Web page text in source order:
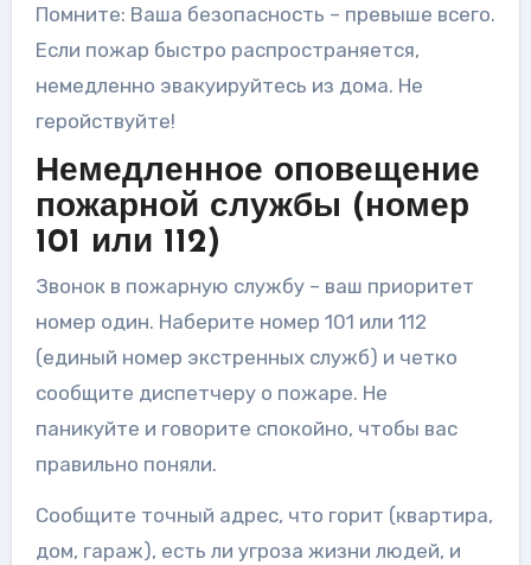
Помните: Ваша безопасность – превыше всего.
Если пожар быстро распространяется,
немедленно эвакуируйтесь из дома. Не
геройствуйте!
Немедленное оповещение
пожарной службы (номер
101 или 112)
Звонок в пожарную службу – ваш приоритет
номер один. Наберите номер 101 или 112
(единый номер экстренных служб) и четко
сообщите диспетчеру о пожаре. Не
паникуйте и говорите спокойно, чтобы вас
правильно поняли.
Сообщите точный адрес, что горит (квартира,
дом, гараж), есть ли угроза жизни людей, и